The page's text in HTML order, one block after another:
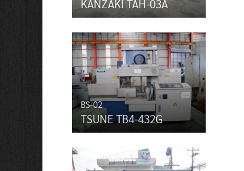
KANZAKI TAH-03A
BS-02
TSUNE TB4-432G